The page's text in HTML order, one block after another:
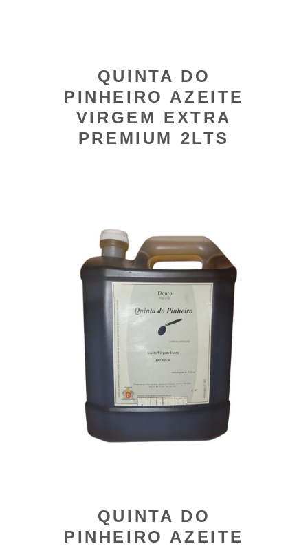
QUINTA DO
PINHEIRO AZEITE
VIRGEM EXTRA
PREMIUM 2LTS
QUINTA DO
PINHEIRO AZEITE